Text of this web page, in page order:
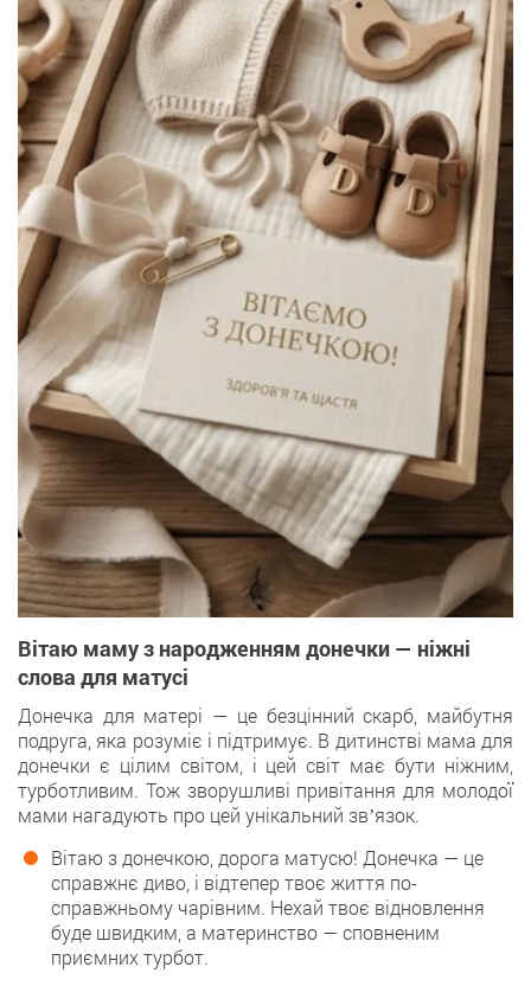
Вітаю маму з народженням донечки — ніжні
слова для матусі
Донечка для матері — це безцінний скарб, майбутня
подруга, яка розуміє і підтримує. В дитинстві мама для
донечки є цілим світом, і цей світ має бути ніжним,
турботливим. Тож зворушливі привітання для молодої
мами нагадують про цей унікальний звʼязок.
Вітаю з донечкою, дорога матусю! Донечка — це
справжнє диво, і відтепер твоє життя по-
справжньому чарівним. Нехай твоє відновлення
буде швидким, а материнство — сповненим
приємних турбот.